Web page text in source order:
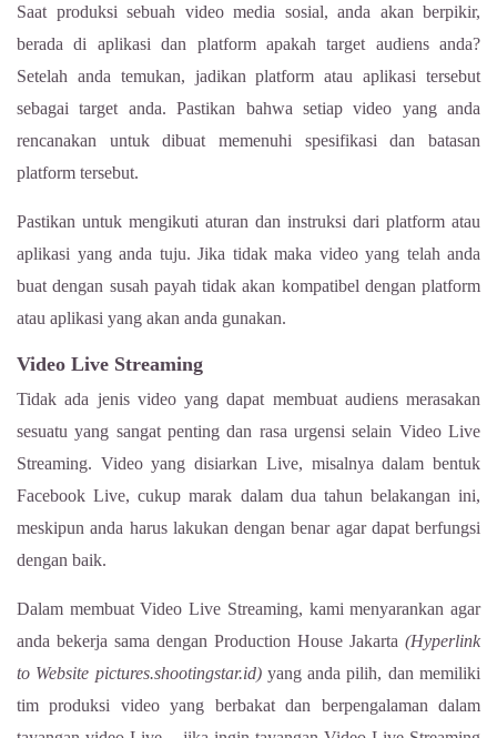
Saat produksi sebuah video media sosial, anda akan berpikir,
berada di aplikasi dan platform apakah target audiens anda?
Setelah anda temukan, jadikan platform atau aplikasi tersebut
sebagai target anda. Pastikan bahwa setiap video yang anda
rencanakan untuk dibuat memenuhi spesifikasi dan batasan
platform tersebut.
Pastikan untuk mengikuti aturan dan instruksi dari platform atau
aplikasi yang anda tuju. Jika tidak maka video yang telah anda
buat dengan susah payah tidak akan kompatibel dengan platform
atau aplikasi yang akan anda gunakan.
Video Live Streaming
Tidak ada jenis video yang dapat membuat audiens merasakan
sesuatu yang sangat penting dan rasa urgensi selain Video Live
Streaming. Video yang disiarkan Live, misalnya dalam bentuk
Facebook Live, cukup marak dalam dua tahun belakangan ini,
meskipun anda harus lakukan dengan benar agar dapat berfungsi
dengan baik.
Dalam membuat Video Live Streaming, kami menyarankan agar
anda bekerja sama dengan Production House Jakarta (Hyperlink
to Website pictures.shootingstar.id) yang anda pilih, dan memiliki
tim produksi video yang berbakat dan berpengalaman dalam